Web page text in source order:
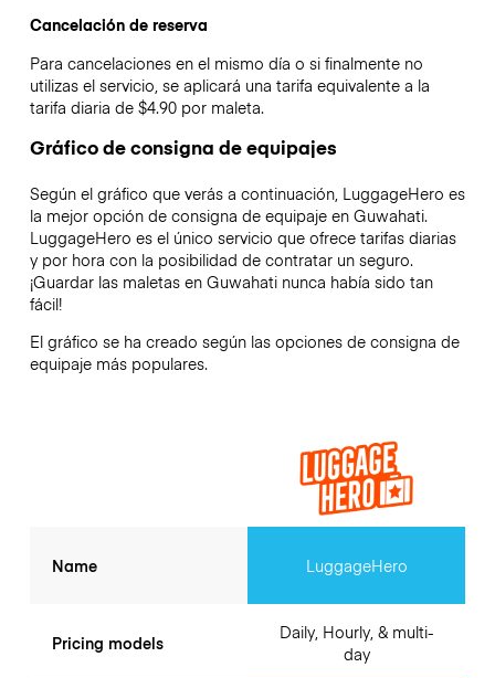
Cancelación de reserva
Para cancelaciones en el mismo día o si finalmente no
utilizas el servicio, se aplicará una tarifa equivalente a la
tarifa diaria de $4.90 por maleta.
Gráfico de consigna de equipajes
Según el gráfico que verás a continuación, LuggageHero es
la mejor opción de consigna de equipaje en Guwahati.
LuggageHero es el único servicio que ofrece tarifas diarias
y por hora con la posibilidad de contratar un seguro.
¡Guardar las maletas en Guwahatinunca había sido tan
fácil!
El gráfico se ha creado según las opciones de consigna de
equipaje más populares.
Name
Pricing models
LuggageHero
Daily, Hourly, & multi-
day